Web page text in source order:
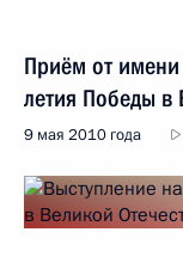
Приём от
летия Победы в
9 мая 2010 года